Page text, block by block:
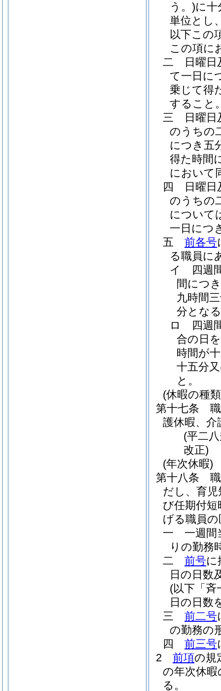
う。)に十
単位とし
以下この
この項に
二
日曜
て一日に
乗じて得
すること
三
日曜
のうちの
につき五
得た時間
において
四
日曜
のうちの
について
一日につ
五
前各号
る職員に
イ
四週
間につ
九時間
分とな
ロ
四週
合の日
時間が
十五分
と。
(休暇の種
第十七条
護休暇、介
(平二
改正)
(年次休暇)
第十八条
だし、育児
び任期付
げる職員
一
一週間
りの勤務
二
前号に
日の日数
(以下「斉
日の日数
三
前二号
の勤務の
四
前三号
2
前項の規
の年次休
る。